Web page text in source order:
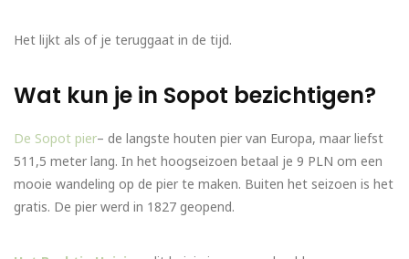
Het lijkt als of je teruggaat in de tijd.
Wat kun je in Sopot bezichtigen?
De Sopot pier– de langste houten pier van Europa, maar liefst
511,5 meter lang. In het hoogseizoen betaal je 9 PLN om een
mooie wandeling op de pier te maken. Buiten het seizoen is het
gratis. De pier werd in 1827 geopend.